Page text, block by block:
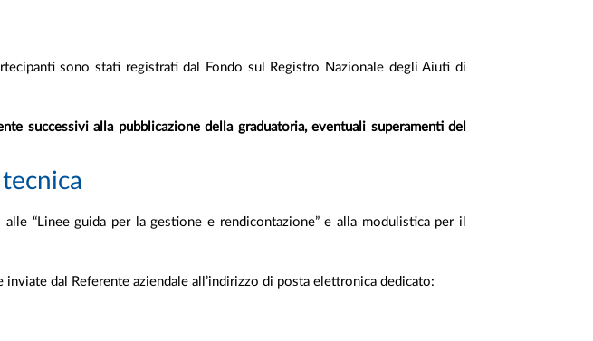
sono stati registrati dal Fondo sul Registro Nazionale degli Aiuti di
successivi alla pubblicazione della graduatoria, eventuali superamenti del
“Linee guida per la gestione e rendicontazione” e alla modulistica per il
dal Referente aziendale all’indirizzo di posta elettronica dedicato: